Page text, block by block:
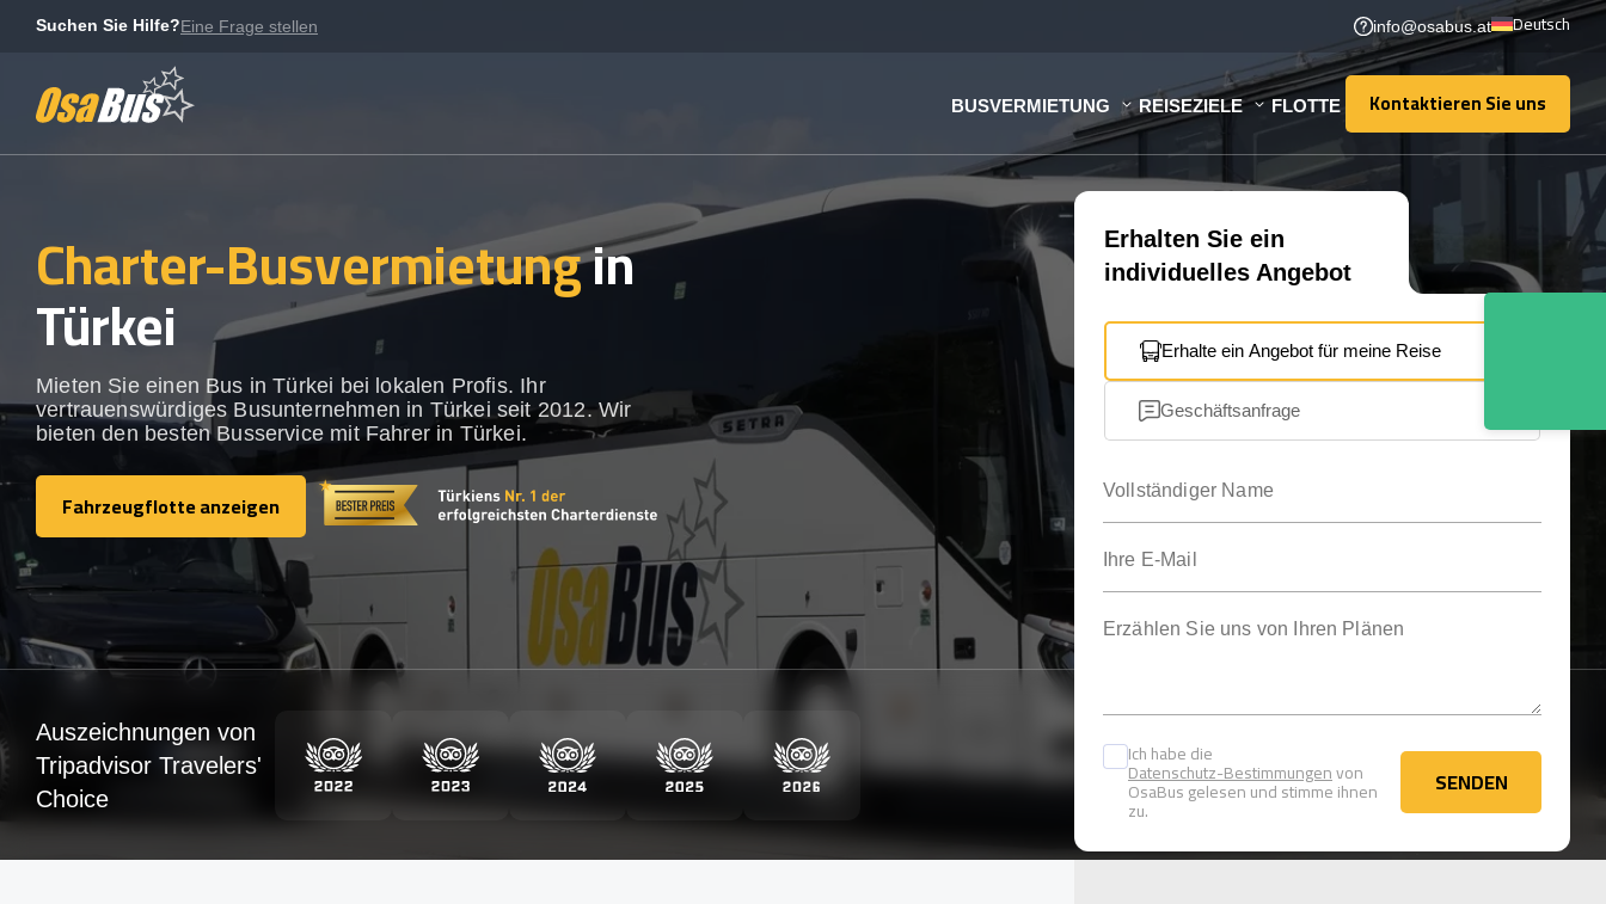
Suchen Sie Hilfe?Eine Frage stellen info@osabus.at Deutsch
BUSVERMIETUNG REISEZIELE FLOTTE Kontaktieren Sie uns
Kontaktieren Sie uns
Charter-Busvermietungin
Türkei
Mieten Sie einen Bus in Türkei bei lokalen Profis. Ihr
vertrauenswürdiges Busunternehmen in Türkei seit 2012. Wir
bieten den besten Busservice mit Fahrer in Türkei.
Fahrzeugflotte anzeigen
Fahrzeugflotte anzeigen
Erhalten Sie ein
individuelles Angebot
Erhalte ein Angebot für meine Reise
Geschäftsanfrage
Ich habe die
Datenschutz-Bestimmungenvon
OsaBus gelesen und stimme ihnen
zu.
SENDEN
SENDEN
Auszeichnungen von
Tripadvisor Travelers'
Choice